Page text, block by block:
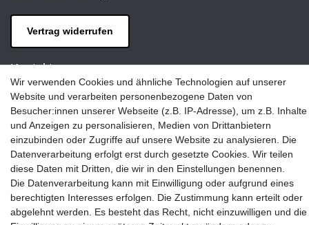
Vertrag widerrufen
Kontakt
LAXARA:
Zeppelinstraße 4, 89604 Allmendingen, Deutschland
E-mail:
info@laxara.de
E-mail:
info@bluewater-armaturen.de
Öffnungszeiten:
Mo - Fr 10:00 - 12:00 Uhr
Wir verwenden Cookies und ähnliche Technologien auf unserer
Website und verarbeiten personenbezogene Daten von
Besucher:innen unserer Webseite (z.B. IP-Adresse), um z.B. Inhalte
und Anzeigen zu personalisieren, Medien von Drittanbietern
einzubinden oder Zugriffe auf unsere Website zu analysieren. Die
Datenverarbeitung erfolgt erst durch gesetzte Cookies. Wir teilen
diese Daten mit Dritten, die wir in den Einstellungen benennen.
Die Datenverarbeitung kann mit Einwilligung oder aufgrund eines
berechtigten Interesses erfolgen. Die Zustimmung kann erteilt oder
abgelehnt werden. Es besteht das Recht, nicht einzuwilligen und die